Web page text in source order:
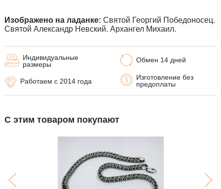
Изображено на ладанке: Святой Георгий Победоносец.
Святой Александр Невский. Архангел Михаил.
Обмен 14 дней
Изготовление без
предоплаты
Индивидуальные
размеры
Работаем с 2014 года
С этим товаром покупают